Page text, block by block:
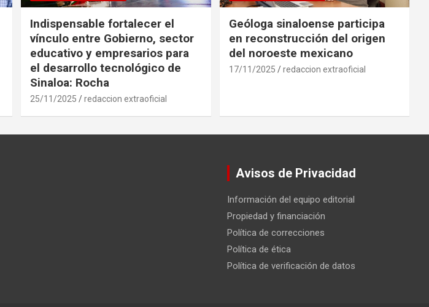
Indispensable fortalecer el
vínculo entre Gobierno, sector
educativo y empresarios para
el desarrollo tecnológico de
Sinaloa: Rocha
25/11/2025 redaccion extraoficial
Geóloga sinaloense participa
en reconstrucción del origen
del noroeste mexicano
17/11/2025 redaccion extraoficial
Avisos de Privacidad
Información del equipo editorial
Propiedad y financiación
Política de correcciones
Política de ética
Política de verificación de datos